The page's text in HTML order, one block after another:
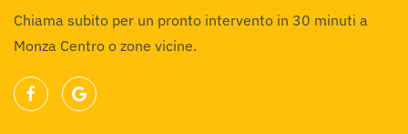
Chiama subito per un pronto intervento in 30 minuti a
Monza Centro o zone vicine.